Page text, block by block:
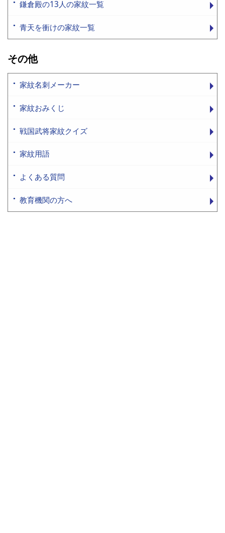
鎌倉殿の13人の家紋一覧
青天を衝けの家紋一覧
その他
家紋名刺メーカー
家紋おみくじ
戦国武将家紋クイズ
家紋用語
よくある質問
教育機関の方へ